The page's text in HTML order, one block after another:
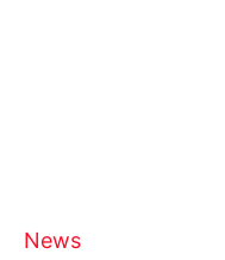
News